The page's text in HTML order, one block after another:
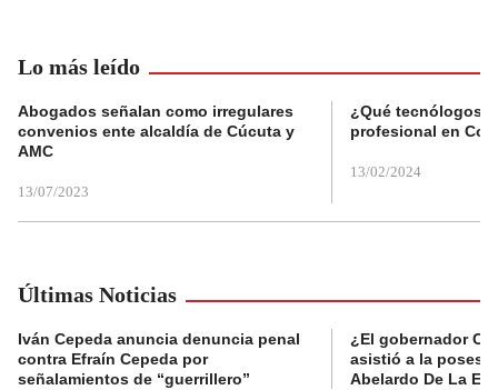
Lo más leído
Abogados señalan como irregulares
convenios ente alcaldía de Cúcuta y
AMC
13/07/2023
¿Qué tecnólogos
profesional en
13/02/2024
Últimas Noticias
Iván Cepeda anuncia denuncia penal
contra Efraín Cepeda por
señalamientos de “guerrillero”
¿El gobernador
asistió a la
Abelardo De La